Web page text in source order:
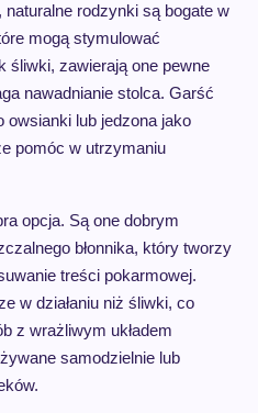
rodzynki są bogate w
mogą stymulować
śliwki, zawierają one pewne
nawadnianie stolca. Garść
owsianki lub jedzona jako
pomóc w utrzymaniu
opcja. Są one dobrym
błonnika, który tworzy
treści pokarmowej.
w działaniu niż śliwki, co
z wrażliwym układem
samodzielnie lub